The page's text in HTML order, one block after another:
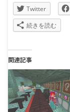
Twitter
続きを読む
関連記事